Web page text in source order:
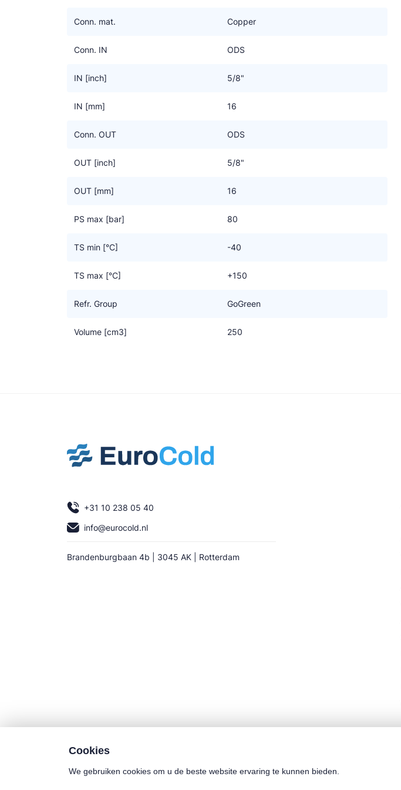
drukverlies.
Conn. mat. Copper
Conn. IN ODS
IN [inch] 5/8"
IN [mm] 16
Conn. OUT ODS
OUT [inch] 5/8"
OUT [mm] 16
PS max [bar] 80
TS min [°C] -40
TS max [°C] +150
Refr. Group GoGreen
Volume [cm3] 250
+31 10 238 05 40
info@eurocold.nl
Brandenburgbaan 4b | 3045 AK | Rotterdam
Cookies
We gebruiken cookies om u de beste website ervaring te kunnen bieden.